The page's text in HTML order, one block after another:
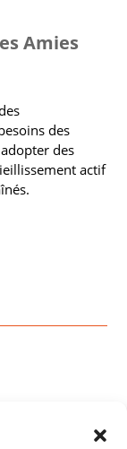
Amies
des
des
actif